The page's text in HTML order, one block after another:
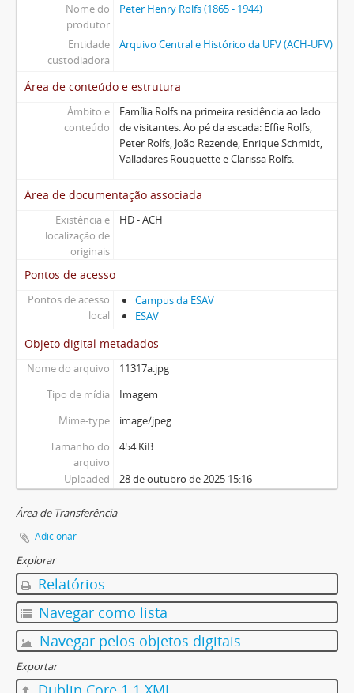
Nome do
produtor
Peter Henry Rolfs (1865 - 1944)
Entidade
custodiadora
Arquivo Central e Histórico da UFV (ACH-UFV)
Área de conteúdo e estrutura
Âmbito e
conteúdo
Família Rolfs na primeira residência ao lado
de visitantes. Ao pé da escada: Effie Rolfs,
Peter Rolfs, João Rezende, Enrique Schmidt,
Valladares Rouquette e Clarissa Rolfs.
Área de documentação associada
Existência e
localização de
originais
HD - ACH
Pontos de acesso
Pontos de acesso
local
Campus da ESAV
ESAV
Objeto digital metadados
Nome do arquivo
11317a.jpg
Tipo de mídia
Imagem
Mime-type
image/jpeg
Tamanho do
arquivo
454 KiB
Uploaded 28 de outubro de 2025 15:16
Área de Transferência
Adicionar
Explorar
Relatórios
Navegar como lista
Navegar pelos objetos digitais
Exportar